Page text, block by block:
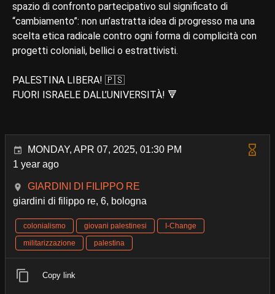
spazio di confronto partecipativo sul significato di
“cambiamento”: non un’astratta idea di progresso ma una
scelta etica radicale contro ogni forma di complicità con
progetti coloniali, bellici o estrattivisti.
PALESTINA LIBERA! 🇵🇸
FUORI ISRAELE DALL’UNIVERSITÀ! 🔻
MONDAY, APR 07, 2025, 01:30 PM
1 year ago
GIARDINI DI FILIPPO RE
giardini di filippo re, 6, bologna
colonialismo giovani palestinesi
I-Change
militarizzazione
palestina
Copy link